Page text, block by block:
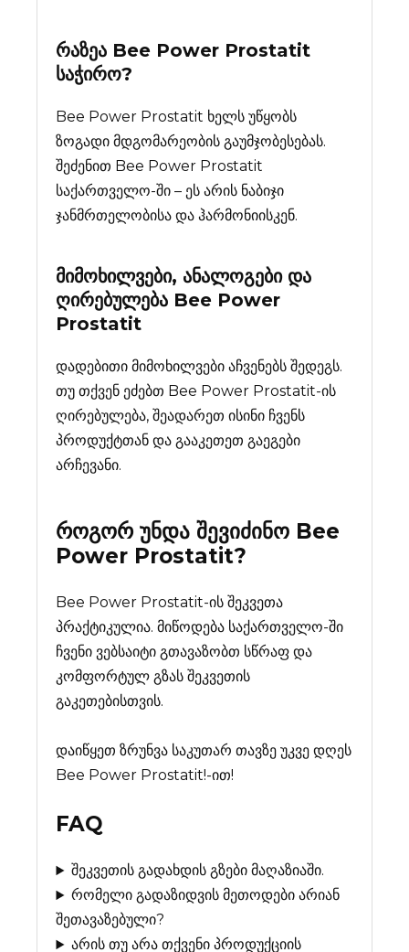
რაზეა Bee Power Prostatit
საჭირო?
Bee Power Prostatit ხელს უწყობს
ზოგადი მდგომარეობის გაუმჯობესებას.
შეძენით Bee Power Prostatit
საქართველო-ში – ეს არის ნაბიჯი
ჯანმრთელობისა და ჰარმონიისკენ.
მიმოხილვები, ანალოგები და
ღირებულება Bee Power
Prostatit
დადებითი მიმოხილვები აჩვენებს შედეგს.
თუ თქვენ ეძებთ Bee Power Prostatit-ის
ღირებულება, შეადარეთ ისინი ჩვენს
პროდუქტთან და გააკეთეთ გაეგები
არჩევანი.
როგორ უნდა შევიძინო Bee
Power Prostatit?
Bee Power Prostatit-ის შეკვეთა
პრაქტიკულია. მიწოდება საქართველო-ში
ჩვენი ვებსაიტი გთავაზობთ სწრაფ და
კომფორტულ გზას შეკვეთის
გაკეთებისთვის.
დაიწყეთ ზრუნვა საკუთარ თავზე უკვე დღეს
Bee Power Prostatit!-ით!
FAQ
შეკვეთის გადახდის გზები მაღაზიაში.
რომელი გადაზიდვის მეთოდები არიან
შეთავაზებული?
არის თუ არა თქვენი პროდუქციის